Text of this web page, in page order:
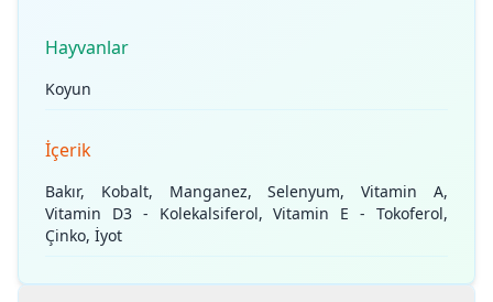
Hayvanlar
Koyun
İçerik
Bakır, Kobalt, Manganez, Selenyum, Vitamin A,
Vitamin D3 - Kolekalsiferol, Vitamin E - Tokoferol,
Çinko, İyot